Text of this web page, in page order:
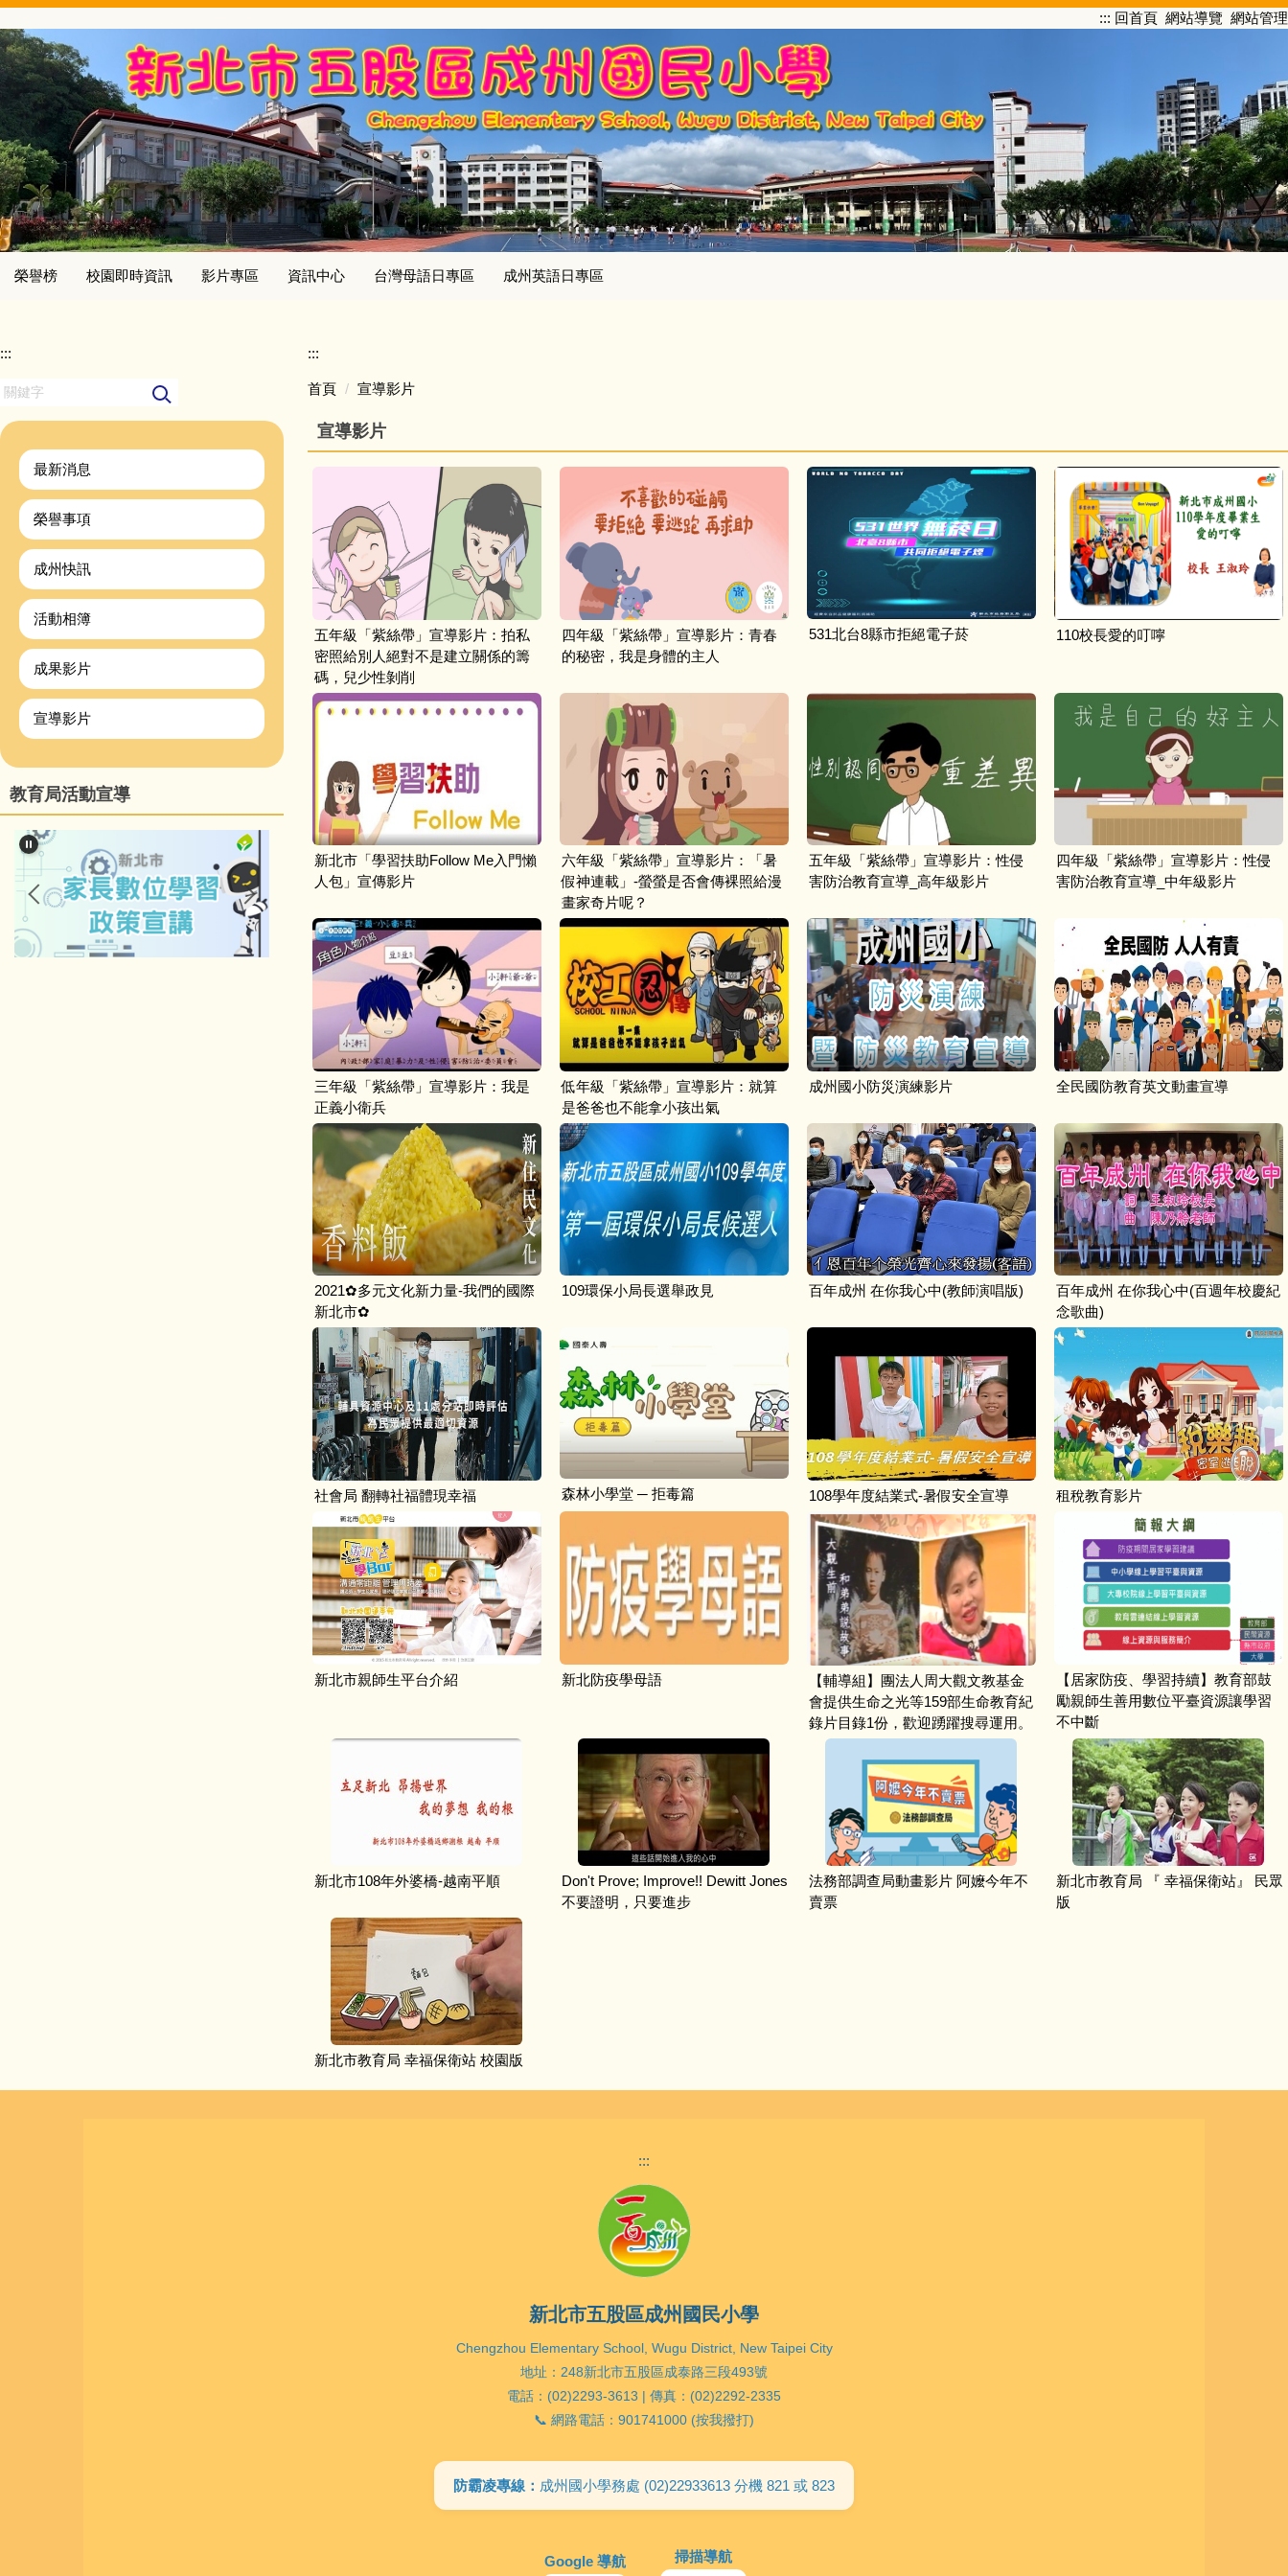
到
主
要
內
容
區
::: 回首頁 網站導覽 網站管理
榮譽榜 校園即時資訊 影片專區 資訊中心 台灣母語日專區 成州英語日專區
:::
最新消息
榮譽事項
成州快訊
活動相簿
成果影片
宣導影片
教育局活動宣導
:::
首頁 宣導影片
宣導影片
五年級「紫絲帶」宣導影片：拍私
密照給別人絕對不是建立關係的籌
碼，兒少性剝削
四年級「紫絲帶」宣導影片：青春
的秘密，我是身體的主人
531北台8縣市拒絕電子菸 110校長愛的叮嚀
新北市「學習扶助Follow Me入門懶
人包」宣傳影片
六年級「紫絲帶」宣導影片：「暑
假神連載」-螢螢是否會傳裸照給漫
畫家奇片呢？
五年級「紫絲帶」宣導影片：性侵
害防治教育宣導_高年級影片
四年級「紫絲帶」宣導影片：性侵
害防治教育宣導_中年級影片
三年級「紫絲帶」宣導影片：我是
正義小衛兵
低年級「紫絲帶」宣導影片：就算
是爸爸也不能拿小孩出氣
成州國小防災演練影片 全民國防教育英文動畫宣導
2021✿多元文化新力量-我們的國際
新北市✿
109環保小局長選舉政見 百年成州 在你我心中(教師演唱版)
百年成州 在你我心中(百週年校慶紀
念歌曲)
社會局 翻轉社福體現幸福 森林小學堂 ─ 拒毒篇 108學年度結業式-暑假安全宣導 租稅教育影片
新北市親師生平台介紹 新北防疫學母語
【輔導組】團法人周大觀文教基金
會提供生命之光等159部生命教育紀
錄片目錄1份，歡迎踴躍搜尋運用。
【居家防疫、學習持續】教育部鼓
勵親師生善用數位平臺資源讓學習
不中斷
新北市108年外婆橋-越南平順
Don't Prove; Improve!! Dewitt Jones
不要證明，只要進步
法務部調查局動畫影片 阿嬤今年不
賣票
新北市教育局 『 幸福保衛站』 民眾
版
新北市教育局 幸福保衛站 校園版
:::
新北市五股區成州國民小學
Chengzhou Elementary School, Wugu District, New Taipei City
地址：248新北市五股區成泰路三段493號
電話：(02)2293-3613 | 傳真：(02)2292-2335
📞 網路電話：901741000 (按我撥打)
防霸凌專線： 成州國小學務處 (02)22933613 分機 821 或 823
Google 導航 掃描導航